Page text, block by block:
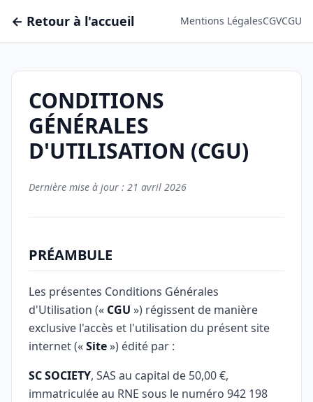
← Retour à l'accueil Mentions LégalesCGVCGU
CONDITIONS
GÉNÉRALES
D'UTILISATION (CGU)
Dernière mise à jour : 21 avril 2026
PRÉAMBULE
Les présentes Conditions Générales
d'Utilisation (« CGU ») régissent de manière
exclusive l'accès et l'utilisation du présent site
internet («Site») édité par :
SC SOCIETY, SAS au capital de 50,00 €,
immatriculée au RNE sous le numéro 942 198